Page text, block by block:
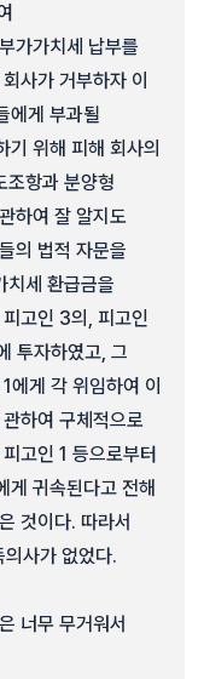
가가치세 납부를
사가 거부하자 이
에게 부과될
기 위해 피해 회사의
조항과 분양형
하여 잘 알지도
의 법적 자문을
치세 환급금을
고인 3의, 피고인
투자하였고, 그
에게 각 위임하여 이
하여 구체적으로
고인 1 등으로부터
게 귀속된다고 전해
것이다. 따라서
사가 없었다.
너무 무거워서